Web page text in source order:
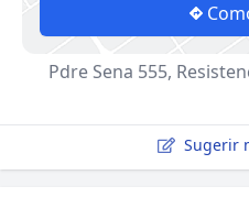
Pdre Sena 555,
Sugerir